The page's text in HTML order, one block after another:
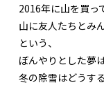
2016年に山を買っ
山に友人たちとみ
という、
ぼんやりとした夢
冬の除雪はどうす